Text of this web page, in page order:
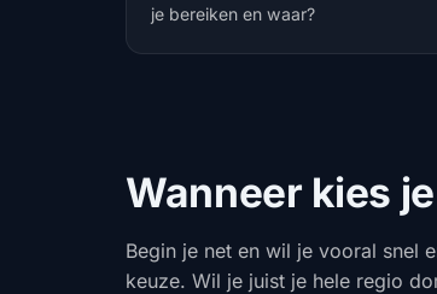
je bereiken en waar?
Wanneer kies
Begin je net en wil je vooral snel
keuze. Wil je juist je hele regio